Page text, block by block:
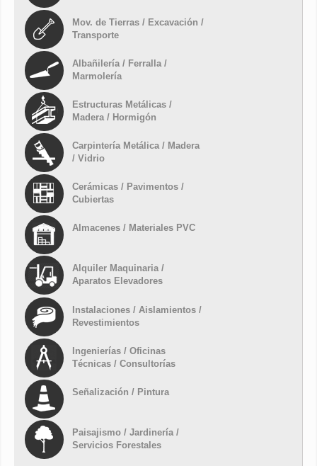
Mov. de Tierras / Excavación /
Transporte
Albañilería / Ferralla /
Marmolería
Estructuras Metálicas /
Madera / Hormigón
Carpintería Metálica / Madera
/ Vidrio
Cerámicas / Pavimentos /
Cubiertas
Almacenes / Materiales PVC
Alquiler Maquinaria /
Aparatos Elevadores
Instalaciones / Aislamientos /
Revestimientos
Ingenierías / Oficinas
Técnicas / Consultorías
Señalización / Pintura
Paisajismo / Jardinería /
Servicios Forestales